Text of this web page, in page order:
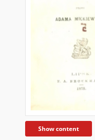
Show content